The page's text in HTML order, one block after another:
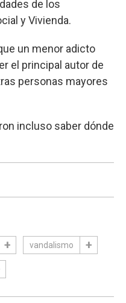
de los
y Vivienda.
un menor adicto
el principal autor de
personas mayores
incluso saber dónde
vandalismo